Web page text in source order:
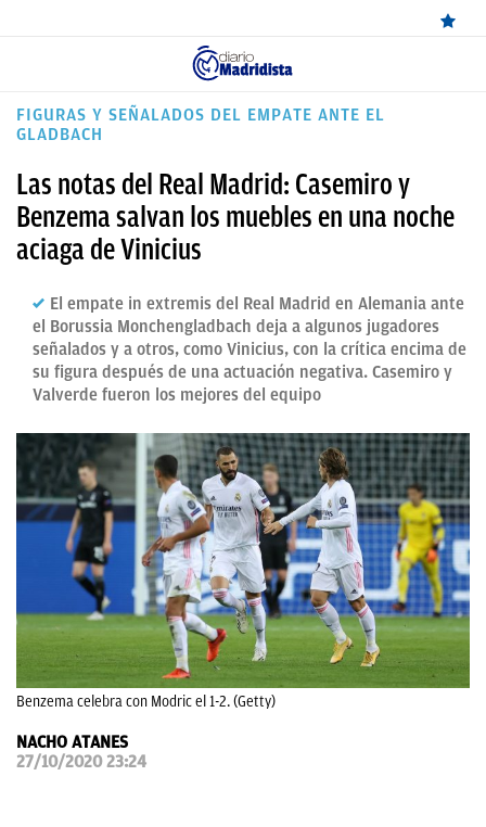
ÚLTIMAS
REAL
MADRID
BALONCESTO
CANTERA
FICHAJES
DIRECTO
FEMENINO
PAPARAZZI
OKDIARIO
FIGURAS Y SEÑALADOS DEL EMPATE ANTE EL
GLADBACH
Las notas del Real Madrid: Casemiro y
Benzema salvan los muebles en una noche
aciaga de Vinicius
El empate in extremis del Real Madrid en Alemania ante
el Borussia Monchengladbach deja a algunos jugadores
señalados y a otros, como Vinicius, con la crítica encima de
su figura después de una actuación negativa. Casemiro y
Valverde fueron los mejores del equipo
Benzema celebra con Modric el 1-2. (Getty)
NACHO ATANES
27/10/2020 23:24